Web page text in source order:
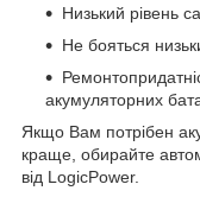
Низький рівень
Не бояться
акумуляторних
Якщо Вам потрібен
краще, обирайте
від LogicPower.